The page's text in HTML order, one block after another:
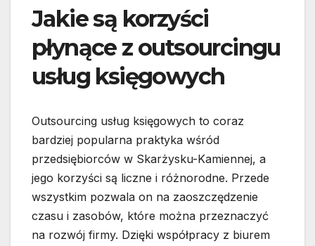
Jakie są korzyści
płynące z outsourcingu
usług księgowych
Outsourcing usług księgowych to coraz
bardziej popularna praktyka wśród
przedsiębiorców w Skarżysku-Kamiennej, a
jego korzyści są liczne i różnorodne. Przede
wszystkim pozwala on na zaoszczędzenie
czasu i zasobów, które można przeznaczyć
na rozwój firmy. Dzięki współpracy z biurem